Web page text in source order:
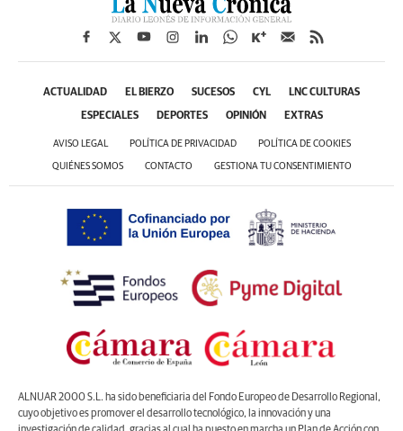
ACTUALIDAD EL BIERZO SUCESOS CYL LNC CULTURAS
ESPECIALES DEPORTES OPINIÓN EXTRAS
AVISO LEGAL POLÍTICA DE PRIVACIDAD POLÍTICA DE COOKIES
QUIÉNES SOMOS CONTACTO GESTIONA TU CONSENTIMIENTO
ALNUAR 2000 S.L. ha sido beneficiaria del Fondo Europeo de Desarrollo Regional,
cuyo objetivo es promover el desarrollo tecnológico, la innovación y una